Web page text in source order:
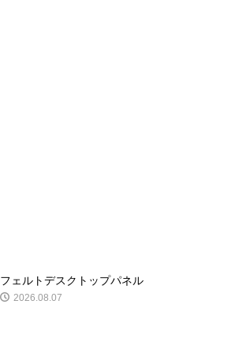
フェルトデスクトップパネル
2026.08.07